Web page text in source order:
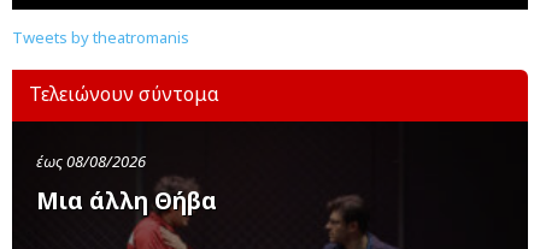
Tweets by theatromanis
Τελειώνουν σύντομα
έως 08/08/2026
Μια άλλη Θήβα